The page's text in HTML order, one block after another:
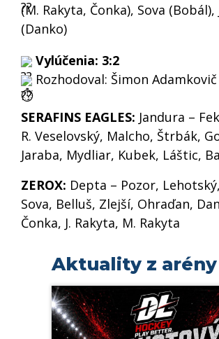
(M. Rakyta, Čonka), Sova (Bobál),
(Danko)
Vylúčenia: 3:2
Rozhodoval: Šimon Adamkovič
SERAFINS EAGLES: Jandura –
R. Veselovský, Malcho, Štrbák,
Jaraba, Mydliar, Kubek, Láštic,
ZEROX: Depta – Pozor,
Sova, Belluš, Zlejší, Ohraďan,
Čonka, J. Rakyta, M. Rakyta
Aktuality z arény